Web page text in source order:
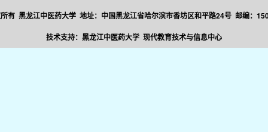
有 黑龙江中医药大学 地址：中国黑龙江省哈尔滨市香坊区和平路24号 邮编：
技术支持：黑龙江中医药大学 现代教育技术与信息中心